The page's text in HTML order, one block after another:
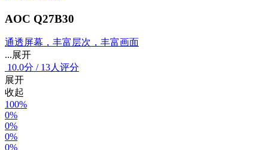
AOC Q27B30
通透屏幕，丰富层次，丰富画面
...展开
10.0分 / 13人评分
展开
收起
100%
0%
0%
0%
0%